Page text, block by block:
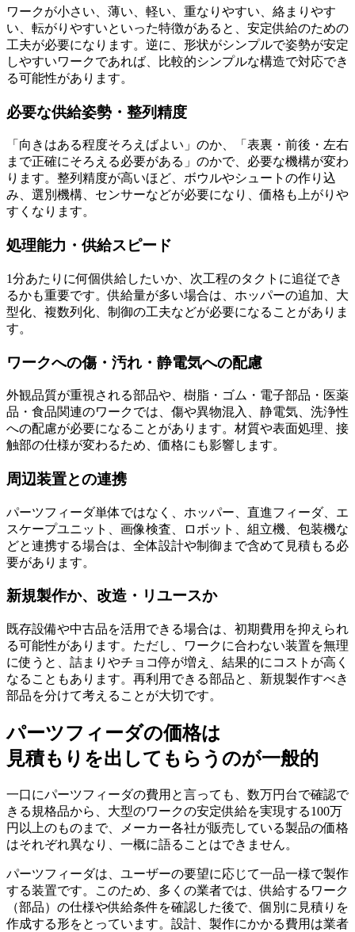
ワークが小さい、薄い、軽い、重なりやすい、絡まりやす
い、転がりやすいといった特徴があると、安定供給のための
工夫が必要になります。逆に、形状がシンプルで姿勢が安定
しやすいワークであれば、比較的シンプルな構造で対応でき
る可能性があります。
必要な供給姿勢・整列精度
「向きはある程度そろえばよい」のか、「表裏・前後・左右
まで正確にそろえる必要がある」のかで、必要な機構が変わ
ります。整列精度が高いほど、ボウルやシュートの作り込
み、選別機構、センサーなどが必要になり、価格も上がりや
すくなります。
処理能力・供給スピード
1分あたりに何個供給したいか、次工程のタクトに追従でき
るかも重要です。供給量が多い場合は、ホッパーの追加、大
型化、複数列化、制御の工夫などが必要になることがありま
す。
ワークへの傷・汚れ・静電気への配慮
外観品質が重視される部品や、樹脂・ゴム・電子部品・医薬
品・食品関連のワークでは、傷や異物混入、静電気、洗浄性
への配慮が必要になることがあります。材質や表面処理、接
触部の仕様が変わるため、価格にも影響します。
周辺装置との連携
パーツフィーダ単体ではなく、ホッパー、直進フィーダ、エ
スケープユニット、画像検査、ロボット、組立機、包装機な
どと連携する場合は、全体設計や制御まで含めて見積もる必
要があります。
新規製作か、改造・リユースか
既存設備や中古品を活用できる場合は、初期費用を抑えられ
る可能性があります。ただし、ワークに合わない装置を無理
に使うと、詰まりやチョコ停が増え、結果的にコストが高く
なることもあります。再利用できる部品と、新規製作すべき
部品を分けて考えることが大切です。
パーツフィーダの価格は
見積もりを出してもらうのが一般的
一口にパーツフィーダの費用と言っても、数万円台で確認で
きる規格品から、大型のワークの安定供給を実現する100万
円以上のものまで、メーカー各社が販売している製品の価格
はそれぞれ異なり、一概に語ることはできません。
パーツフィーダは、ユーザーの要望に応じて一品一様で製作
する装置です。このため、多くの業者では、供給するワーク
（部品）の仕様や供給条件を確認した後で、個別に見積りを
作成する形をとっています。設計、製作にかかる費用は業者